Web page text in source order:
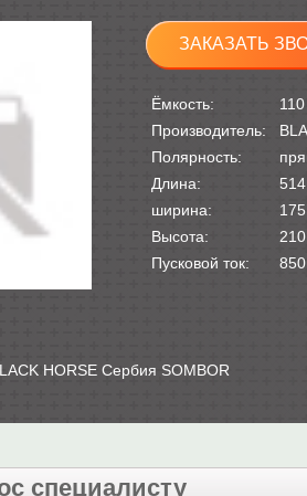
ЗАКАЗАТЬ
Ёмкость:
110
Производитель:
Полярность:
Длина:
514
ширина:
175
Высота:
210
Пусковой ток:
850
HORSE Сербия SOMBOR
специалисту